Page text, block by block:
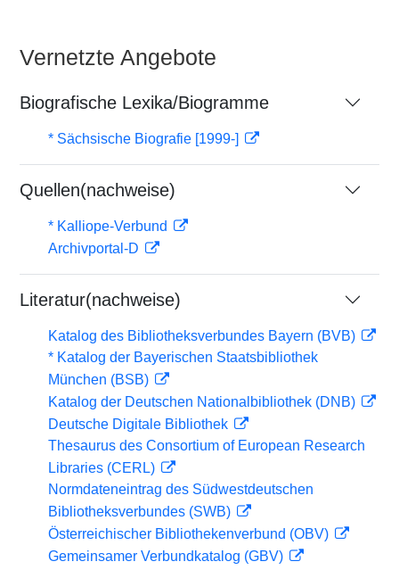
Vernetzte Angebote
Biografische Lexika/Biogramme
* Sächsische Biografie [1999-]
Quellen(nachweise)
* Kalliope-Verbund
Archivportal-D
Literatur(nachweise)
Katalog des Bibliotheksverbundes Bayern (BVB)
* Katalog der Bayerischen Staatsbibliothek
München (BSB)
Katalog der Deutschen Nationalbibliothek (DNB)
Deutsche Digitale Bibliothek
Thesaurus des Consortium of European Research
Libraries (CERL)
Normdateneintrag des Südwestdeutschen
Bibliotheksverbundes (SWB)
Österreichischer Bibliothekenverbund (OBV)
Gemeinsamer Verbundkatalog (GBV)